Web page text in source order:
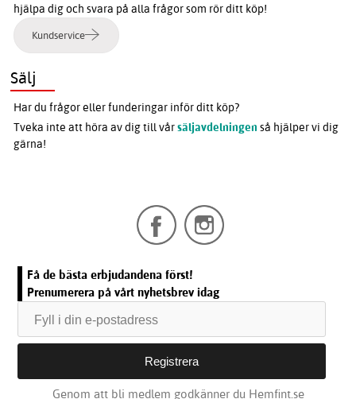
hjälpa dig och svara på alla frågor som rör ditt köp!
Kundservice
Sälj
Har du frågor eller funderingar inför ditt köp?
Tveka inte att höra av dig till vårsäljavdelningen så hjälper vi dig
gärna!
Få de bästa erbjudandena först!
Prenumerera på vårt nyhetsbrev idag
Genom att bli medlem godkänner du Hemfint.se